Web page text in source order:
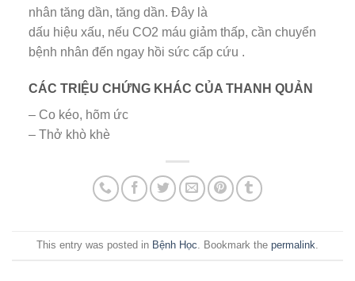
nhân tăng dần, tăng dần. Đây là
dấu hiệu xấu, nếu CO2 máu giảm thấp, cần chuyển
bệnh nhân đến ngay hồi sức cấp cứu .
CÁC TRIỆU CHỨNG KHÁC CỦA THANH QUẢN
– Co kéo, hõm ức
– Thở khò khè
This entry was posted in Bệnh Học . Bookmark the permalink